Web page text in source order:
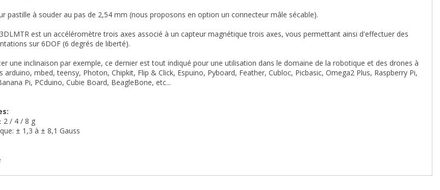
pastille à souder au pas de 2,54 mm (nous proposons en option un connecteur mâle sécable).
est un accéléromètre trois axes associé à un capteur magnétique trois axes, vous permettant ainsi d'effectuer des
sur 6DOF (6 degrés de liberté).
une inclinaison par exemple, ce dernier est tout indiqué pour une utilisation dans le domaine de la robotique et des drones à
arduino, mbed, teensy, Photon, Chipkit, Flip & Click, Espuino, Pyboard, Feather, Cubloc, Picbasic, Omega2 Plus, Raspberry Pi,
Pi, PCduino, Cubie Board, BeagleBone, etc...
2 / 4 / 8 g
± 1,3 à ± 8,1 Gauss